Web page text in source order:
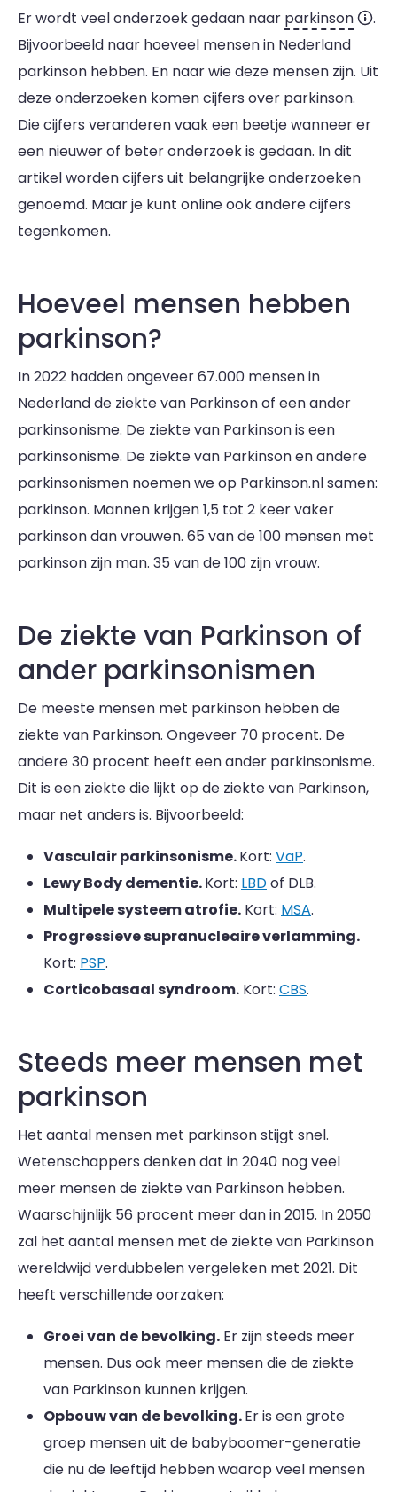
Er wordt veel onderzoek gedaan naar parkinson
.
Bijvoorbeeld naar hoeveel mensen in Nederland
parkinson hebben. En naar wie deze mensen zijn. Uit
deze onderzoeken komen cijfers over parkinson.
Die cijfers veranderen vaak een beetje wanneer er
een nieuwer of beter onderzoek is gedaan. In dit
artikel worden cijfers uit belangrijke onderzoeken
genoemd. Maar je kunt online ook andere cijfers
tegenkomen.
Hoeveel mensen hebben
parkinson?
In 2022 hadden ongeveer 67.000 mensen in
Nederland de ziekte van Parkinson of een ander
parkinsonisme. De ziekte van Parkinson is een
parkinsonisme. De ziekte van Parkinson en andere
parkinsonismen noemen we op Parkinson.nl samen:
parkinson. Mannen krijgen 1,5 tot 2 keer vaker
parkinson dan vrouwen. 65 van de 100 mensen met
parkinson zijn man. 35 van de 100 zijn vrouw.
De ziekte van Parkinson of
ander parkinsonismen
De meeste mensen met parkinson hebben de
ziekte van Parkinson. Ongeveer 70 procent. De
andere 30 procent heeft een ander parkinsonisme.
Dit is een ziekte die lijkt op de ziekte van Parkinson,
maar net anders is. Bijvoorbeeld:
Vasculair parkinsonisme.Kort: VaP.
Lewy Body dementie.Kort: LBDof DLB.
Multipele systeem atrofie. Kort: MSA.
Progressieve supranucleaire verlamming.
Kort: PSP.
Corticobasaal syndroom. Kort: CBS.
Steeds meer mensen met
parkinson
Het aantal mensen met parkinson stijgt snel.
Wetenschappers denken dat in 2040 nog veel
meer mensen de ziekte van Parkinson hebben.
Waarschijnlijk 56 procent meer dan in 2015. In 2050
zal het aantal mensen met de ziekte van Parkinson
wereldwijd verdubbelen vergeleken met 2021. Dit
heeft verschillende oorzaken:
Groei van de bevolking. Er zijn steeds meer
mensen. Dus ook meer mensen die de ziekte
van Parkinson kunnen krijgen.
Opbouw van de bevolking.Er is een grote
groep mensen uit de babyboomer-generatie
die nu de leeftijd hebben waarop veel mensen